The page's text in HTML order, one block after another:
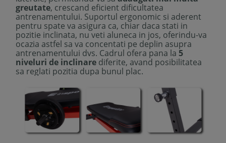
greutate, crescand eficient dificultatea
antrenamentului. Suportul ergonomic si aderent
pentru spate va asigura ca, chiar daca stati in
pozitie inclinata, nu veti aluneca in jos, oferindu-va
ocazia astfel sa va concentati pe deplin asupra
antrenamentului dvs. Cadrul ofera pana la 5
niveluri de inclinare diferite, avand posibilitatea
sa reglati pozitia dupa bunul plac.